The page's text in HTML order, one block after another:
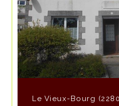
Le Vieux-Bourg